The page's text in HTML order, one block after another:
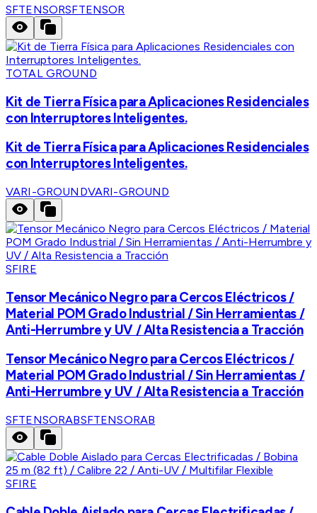
SFTENSORSFTENSOR
TOTAL GROUND
Kit de Tierra Física para Aplicaciones Residenciales
con Interruptores Inteligentes.
Kit de Tierra Física para Aplicaciones Residenciales
con Interruptores Inteligentes.
VARI-GROUNDVARI-GROUND
SFIRE
Tensor Mecánico Negro para Cercos Eléctricos /
Material POM Grado Industrial / Sin Herramientas /
Anti-Herrumbre y UV / Alta Resistencia a Tracción
Tensor Mecánico Negro para Cercos Eléctricos /
Material POM Grado Industrial / Sin Herramientas /
Anti-Herrumbre y UV / Alta Resistencia a Tracción
SFTENSORABSFTENSORAB
SFIRE